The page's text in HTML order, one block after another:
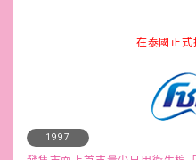
在泰國正式
1997